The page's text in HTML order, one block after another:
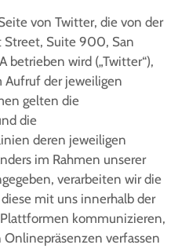
von Twitter, die von der
Street, Suite 900, San
betrieben wird („Twitter“),
der jeweiligen
gelten die
die
deren jeweiligen
im Rahmen unserer
verarbeiten wir die
mit uns innerhalb der
kommunizieren,
Onlinepräsenzen verfassen